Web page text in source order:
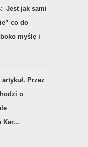
Jest jak sami
co do
myślę i
Przez
o
Kar...